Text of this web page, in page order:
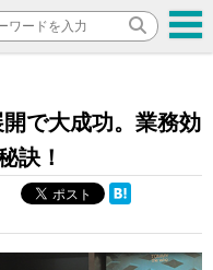
で大成功。業務効
訣！